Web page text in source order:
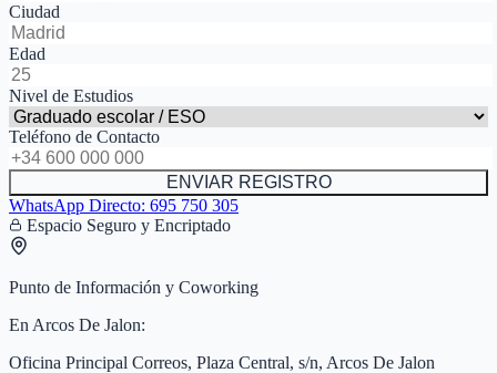
Ciudad
Edad
Nivel de Estudios
Teléfono de Contacto
ENVIAR REGISTRO
WhatsApp Directo: 695 750 305
Espacio Seguro y Encriptado
Punto de Información y Coworking
En Arcos De Jalon:
Oficina Principal Correos, Plaza Central, s/n, Arcos De Jalon